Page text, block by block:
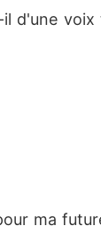
il d'une
ma